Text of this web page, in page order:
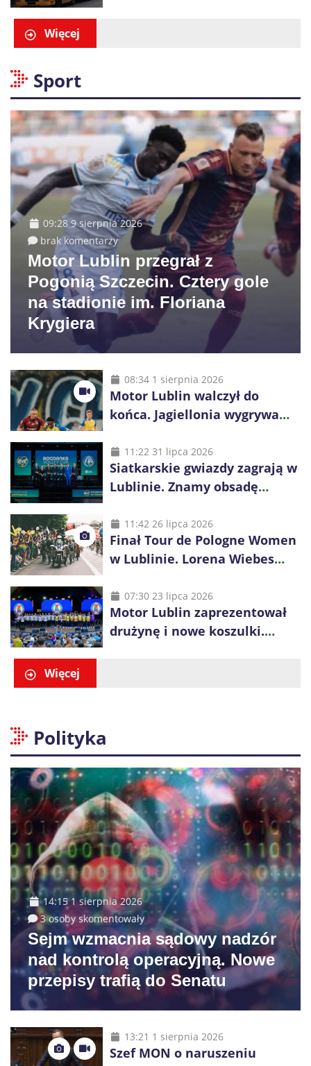
Więcej
Sport
09:28 9 sierpnia 2026
brak komentarzy
Motor Lublin przegrał z
Pogonią Szczecin. Cztery gole
na stadionie im. Floriana
Krygiera
08:34 1 sierpnia 2026
Motor Lublin walczył do
końca. Jagiellonia wygrywa
11:22 31 lipca 2026
Siatkarskie gwiazdy zagrają w
Lublinie. Znamy obsadę
11:42 26 lipca 2026
Finał Tour de Pologne Women
w Lublinie. Lorena Wiebes
07:30 23 lipca 2026
Motor Lublin zaprezentował
drużynę i nowe koszulki.
Więcej
Polityka
14:15 1 sierpnia 2026
3 osoby skomentowały
Sejm wzmacnia sądowy nadzór
nad kontrolą operacyjną. Nowe
przepisy trafią do Senatu
13:21 1 sierpnia 2026
Szef MON o naruszeniu